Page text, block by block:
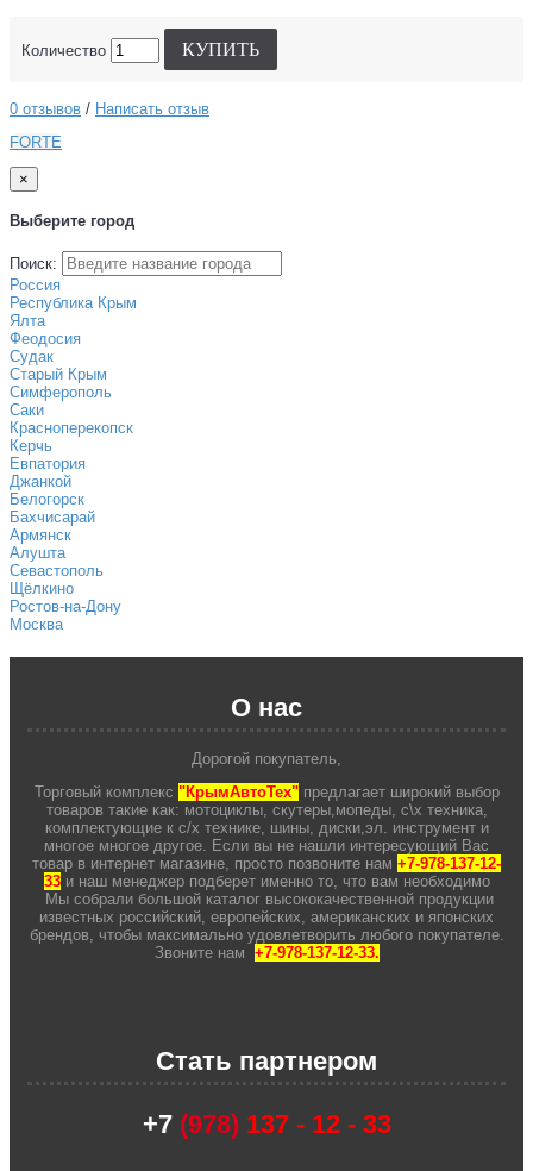
Количество КУПИТЬ
0 отзывов / Написать отзыв
FORTE
×
Выберите город
Поиск:
Россия
Республика Крым
Ялта
Феодосия
Судак
Старый Крым
Симферополь
Саки
Красноперекопск
Керчь
Евпатория
Джанкой
Белогорск
Бахчисарай
Армянск
Алушта
Севастополь
Щёлкино
Ростов-на-Дону
Москва
О нас
Дорогой покупатель,
Торговый комплекс "КрымАвтоТех"предлагает широкий выбор
товаров такие как: мотоциклы, скутеры,мопеды, с\х техника,
комплектующие к с/х технике, шины, диски,эл. инструмент и
многое многое другое. Если вы не нашли интересующий Вас
товар в интернет магазине, просто позвоните нам +7-978-137-12-
33 и наш менеджер подберет именно то, что вам необходимо
Мы собрали большой каталог высококачественной продукции
известных российский, европейских, американских и японских
брендов, чтобы максимально удовлетворить любого покупателе.
Звоните нам +7-978-137-12-33.
Стать партнером
+7(978) 137 - 12 - 33